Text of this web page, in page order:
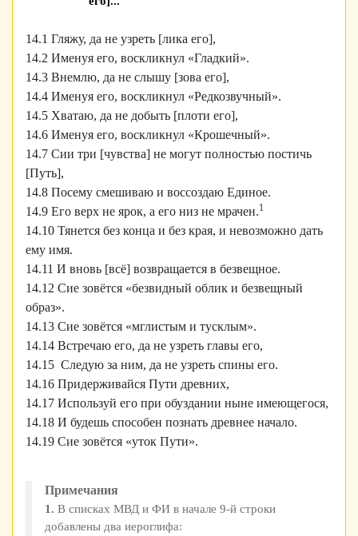
14.1 Гляжу, да не узреть [лика его],
14.2 Именуя его, воскликнул «Гладкий».
14.3 Внемлю, да не слышу [зова его],
14.4 Именуя его, воскликнул «Редкозвучный».
14.5 Хватаю, да не добыть [плоти его],
14.6 Именуя его, воскликнул «Крошечный».
14.7 Сии три [чувства] не могут полностью постичь
[Путь],
14.8 Посему смешиваю и воссоздаю Единое.
14.9 Его верх не ярок, а его низ не мрачен.1
14.10 Тянется без конца и без края, и невозможно дать
ему имя.
14.11 И вновь [всё] возвращается в безвещное.
14.12 Сие зовётся «безвидный облик и безвещный
образ».
14.13 Сие зовётся «мглистым и тусклым».
14.14 Встречаю его, да не узреть главы его,
14.15 Следую за ним, да не узреть спины его.
14.16 Придерживайся Пути древних,
14.17 Используй его при обуздании ныне имеющегося,
14.18 И будешь способен познать древнее начало.
14.19 Сие зовётся «уток Пути».
Примечания
1. В списках МВД и ФИ в начале 9-й строки
добавлены два иероглифа: